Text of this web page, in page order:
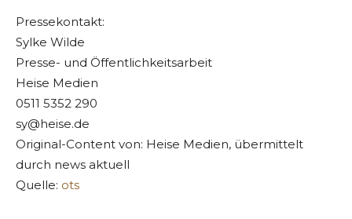
Pressekontakt:
Sylke Wilde
Presse- und Öffentlichkeitsarbeit
Heise Medien
0511 5352 290
sy@heise.de
Original-Content von: Heise Medien, übermittelt
durch news aktuell
Quelle: ots